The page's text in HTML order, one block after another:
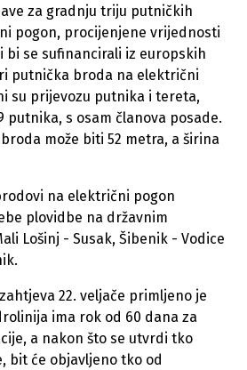
za gradnju triju putničkih
pogon, procijenjene vrijednosti
bi se sufinancirali iz europskih
putnička broda na električni
su prijevozu putnika i tereta,
putnika, s osam članova posade.
može biti 52 metra, a širina
na električni pogon
plovidbe na državnim
Lošinj - Susak, Šibenik - Vodice
22. veljače primljeno je
ima rok od 60 dana za
a nakon što se utvrdi tko
bit će objavljeno tko od